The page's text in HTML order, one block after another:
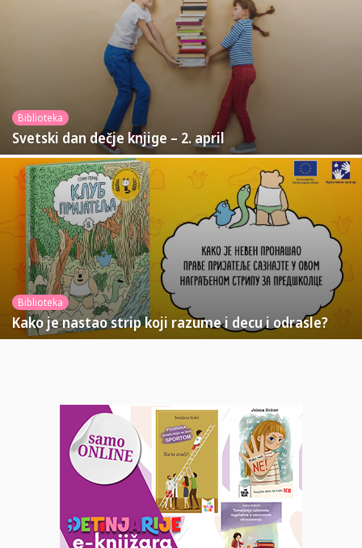
Biblioteka
Svetski dan dečje knjige – 2. april
Biblioteka
Kako je nastao strip koji razume i decu i odrasle?